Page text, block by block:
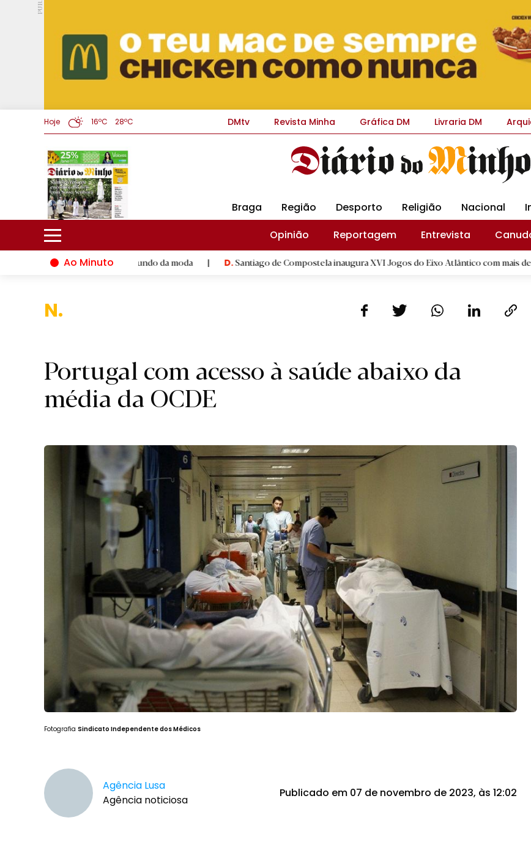
PUB.
Hoje 16ºC 28ºC DMtv Revista Minha Gráfica DM Livraria DM
Braga Região Desporto Religião Nacional
Opinião
Reportagem Entrevista
Ao Minuto
e à inovação do mundo da moda | D.Santiago de Compostela inaugura XVI Jogos do Eixo Atlântico com mais de dois mil
Nacio
Portugal com acesso à saúde abaixo da
média da OCDE
Fotografia Sindicato Independente dos Médicos
Agência Lusa
Agência noticiosa
Publicado em 07 de novembro de 2023, às 12:02